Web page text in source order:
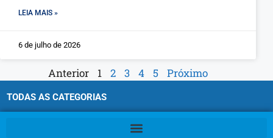
LEIA MAIS »
6 de julho de 2026
Anterior 1 2 3 4 5 Próximo
TODAS AS CATEGORIAS